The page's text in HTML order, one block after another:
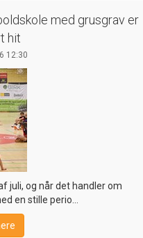
med grusgrav er
hit
12:30
juli, og når det handler om
en stille perio…